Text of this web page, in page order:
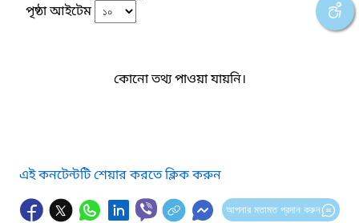
পৃষ্ঠা আইটেম
কোনো তথ্য পাওয়া যায়নি।
এই কনটেন্টটি শেয়ার করতে ক্লিক করুন
আপনার মতামত প্রদান করুন